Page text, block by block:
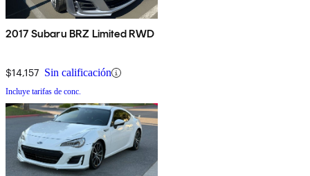
2017 Subaru BRZ Limited RWD
$14,157 Sin calificación
Incluye tarifas de conc.